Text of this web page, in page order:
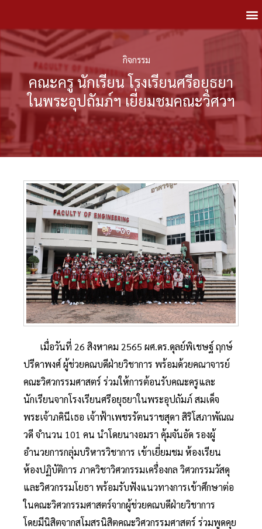
กิจกรรม
คณะครู นักเรียน โรงเรียนศรีอยุธยา
ในพระอุปถัมภ์ฯ เยี่ยมชมคณะวิศวฯ
เมื่อวันที่ 26 สิงหาคม 2565 ผศ.ดร.ดุลย์พิเชษฐ์ ฤกษ์
ปรีดาพงศ์ ผู้ช่วยคณบดีฝ่ายวิชาการ พร้อมด้วยคณาจารย์
คณะวิศวกรรมศาสตร์ ร่วมให้การต้อนรับคณะครูและ
นักเรียนจากโรงเรียนศรีอยุธยาในพระอุปถัมภ์ สมเด็จ
พระเจ้าภคินีเธอ เจ้าฟ้าเพชรรัตนราชสุดา สิริโสภาพัณณ
วดี จำนวน 101 คน นำโดยนางอมรา คุ้มจันอัด รองผู้
อำนวยการกลุ่มบริหารวิชาการ เข้าเยี่ยมชม ห้องเรียน
ห้องปฏิบัติการ ภาควิชาวิศวกรรมเครื่องกล วิศวกรรมวัสดุ
และวิศวกรรมโยธา พร้อมรับฟังแนวทางการเข้าศึกษาต่อ
ในคณะวิศวกรรมศาสตร์จากผู้ช่วยคณบดีฝ่ายวิชาการ
โดยมีนิสิตจากสโมสรนิสิตคณะวิศวกรรมศาสตร์ ร่วมพูดคุย